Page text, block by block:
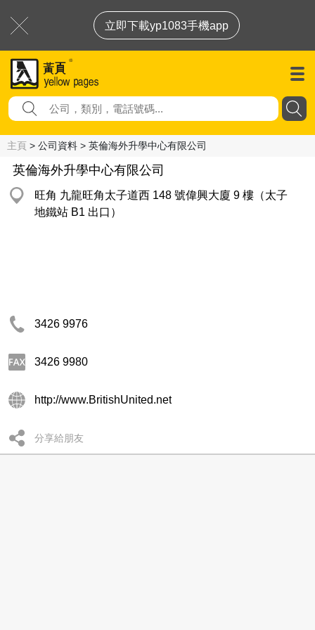
立即下載yp1083手機app
主頁 > 公司資料 > 英倫海外升學中心有限公司
英倫海外升學中心有限公司
旺角 九龍旺角太子道西 148 號偉興大廈 9 樓（太子
地鐵站 B1 出口）
3426 9976
3426 9980
http://www.BritishUnited.net
分享給朋友